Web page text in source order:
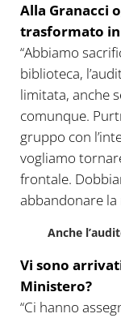
Alla Granacci
trasformato in
“Abbiamo
biblioteca,
limitata, anche
comunque.
gruppo con
vogliamo
frontale.
abbandonare la
Anche
Vi sono
Ministero?
“Ci hanno